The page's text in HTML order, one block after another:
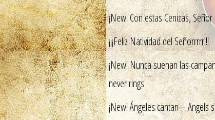
¡New! Con estas Cenizas, Señor
¡¡¡Feliz Natividad del Señorrrrr!!!
¡New! Nunca suenan las
never rings
¡New! Ángeles cantan – Angels